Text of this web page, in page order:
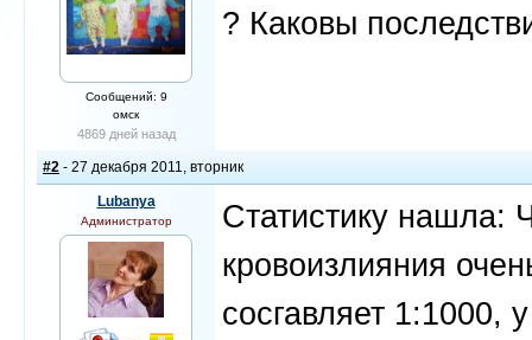
Сообщений: 9
омск
4869 дней назад
? Каковы
#2 - 27 декабря 2011, вторник
Lubanya
Администратор
Статистику нашла:
кровоизлияния
сосгавляет 1:1000,